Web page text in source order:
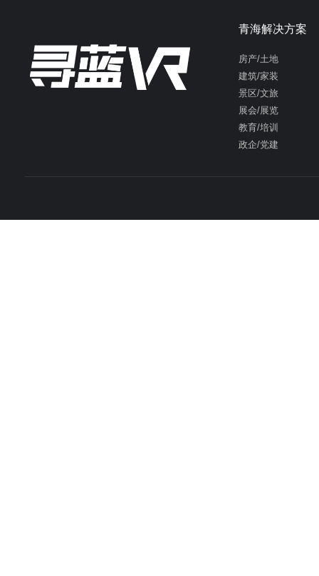
青海解决方案
房产/土地
建筑/家装
景区/文旅
展会/展览
教育/培训
政企/党建